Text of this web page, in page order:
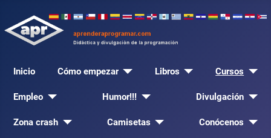
Inicio Cómo empezar Libros Cursos
Empleo Humor!!! Divulgación
Zona crash Camisetas Conócenos